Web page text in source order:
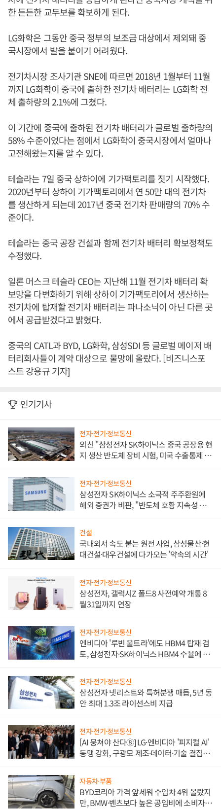
한 든든한 교두보를 확보하게 된다.
LG화학은 그동안 중국 정부의 보조금 대상에서 제외돼 중
국시장에서 발을 붙이기 어려웠다.
전기차시장 조사기관 SNE에 따르면 2018년 1월부터 11월
까지 LG화학이 중국에 출하한 전기차 배터리는 LG화학 전
체 출하량의 2.1%에 그쳤다.
이 기간에 중국에 출하된 전기차 배터리가 글로벌 출하량의
58% 수준이었다는 점에서 LG화학이 중국시장에서 얼마나
고전해왔는지를 알 수 있다.
테슬라는 7일 중국 상하이에 기가팩토리를 짓기 시작했다.
2020년부터 상하이 기가팩토리에서 연 50만 대의 전기차
를 생산하게 되는데 2017년 중국 전기차 판매량의 70% 수
준이다.
테슬라는 중국 공장 건설과 함께 전기차 배터리 확보정책도
수정했다.
일론 머스크 테슬라 CEO는 지난해 11월 전기차 배터리 확
보망을 다변화하기 위해 상하이 기가팩토리에서 생산하는
전기차에 탑재할 전기차 배터리는 파나소닉이 아닌 다른 곳
에서 공급받겠다고 밝혔다.
중국의 CATL과 BYD, LG화학, 삼성SDI 등 글로벌 메이저 배
터리회사들이 계약 대상으로 물망에 올랐다. [비즈니스포
스트 강용규 기자]
인기기사
전자·전기·정보통신
외신 "삼성전자 SK하이닉스 중국 공장용 현
지 생산 반도체 장비 시험, 미국 수출통제 대
전자·전기·정보통신
삼성전자 SK하이닉스 소극적 주주환원에
해외 증권가 비판, "반도체 호황 지속성 의
건설
국내외서 속도 붙는 원전 사업, 삼성물산·현
대건설·대우건설에 다가오는 '약속의 시간'
전자·전기·정보통신
삼성전자, 갤럭시Z 폴드8 사전예약 개통 8
월31일까지 연장
전자·전기·정보통신
엔비디아 '루빈 울트라'에도 HBM4 탑재 검
토, 삼성전자·SK하이닉스 HBM4 수율에 주
전자·전기·정보통신
삼성전자 넷리스트와 특허분쟁 매듭, 5년 동
안 최대 1.3조 라이선스비 지급
전자·전기·정보통신
[AI 뭉쳐야 산다⑧] LG·엔비디아 '피지컬 AI'
동맹 강화, 구광모 제조·데이터·기술 결집
자동차·부품
BYD코리아 가격 앞세워 수입차 4위 올랐지
만, BMW·벤츠보다 높은 공임비에 소비자